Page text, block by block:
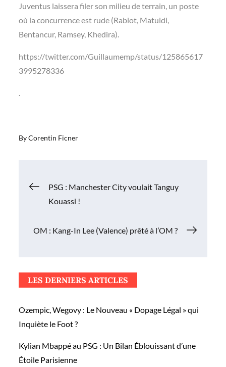
Juventus laissera filer son milieu de terrain, un poste
où la concurrence est rude (Rabiot, Matuidi,
Bentancur, Ramsey, Khedira).
https://twitter.com/Guillaumemp/status/125865617
3995278336
.
ByCorentin Ficner
Navigation
PSG : Manchester City voulait Tanguy
Kouassi !
OM : Kang-In Lee (Valence) prêté à l’OM ?
LES DERNIERS ARTICLES
Ozempic, Wegovy : Le Nouveau « Dopage Légal » qui
Inquiète le Foot ?
Kylian Mbappé au PSG : Un Bilan Éblouissant d’une
Étoile Parisienne